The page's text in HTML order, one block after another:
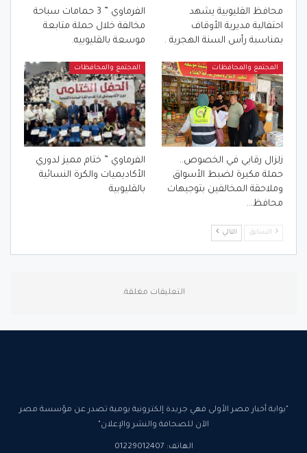
محافظ القليوبية يشهد
احتفالية مديرية الأوقاف
بمناسبة رأس السنة الهجرية .
الفرماوي ” 3 حمامات سباحة
مخالفة خلال حملة متابعة
موسعة بالقليوبيه.
المجتمع والمحافظات
زلزال رقابي في الخصوص..
حملة مكبرة لضبط الأسواق
وملاحقة المخالفين بتوجيهات
محافظ…
المجتمع والمحافظات
الفرماوي ” ختام مميز لدوري
الأكاديميات والكرة النسائية
بالقليوبية
السابق التالي
التعليقات مغلقة.
"بوابة أخبار مصر الأولى فهي جريدة إلكترونية يومية تصدر عن مؤسسة مصر
الآن للصحافة والنشر والإعلان"
الهاتف: 01229012407